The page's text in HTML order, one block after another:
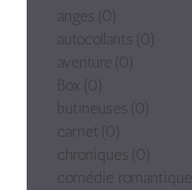
anges (0)
autocollants (0)
aventure (0)
Box (0)
butineuses (0)
carnet (0)
chroniques (0)
comédie romantique